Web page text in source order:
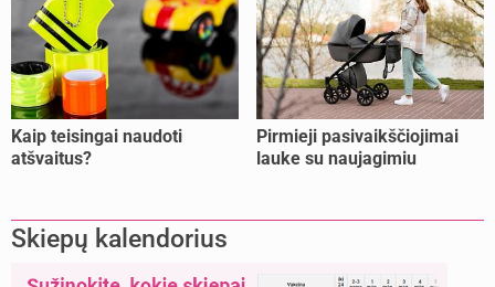
Kaip teisingai naudoti
atšvaitus?
Pirmieji pasivaikščiojimai
lauke su naujagimiu
Skiepų kalendorius